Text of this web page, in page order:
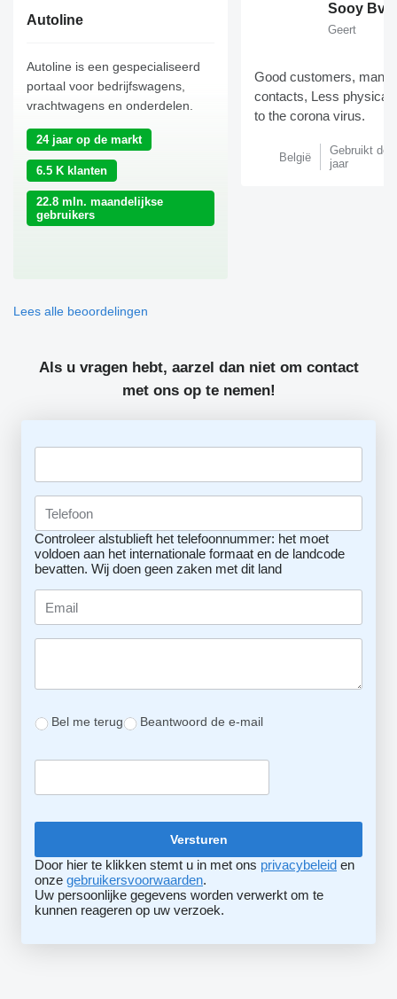
Lees alle beoordelingen
Autoline
Autoline is een gespecialiseerd
portaal voor bedrijfswagens,
vrachtwagens en onderdelen.
24 jaar op de markt
6.5 K klanten
22.8 mln. maandelijkse
gebruikers
Sooy
Geert
Good customers, many
contacts, Less physical
to the corona virus.
België
Gebruikt de
jaar
Als u vragen hebt, aarzel dan niet om contact
met ons op te nemen!
Controleer alstublieft het telefoonnummer: het moet
voldoen aan het internationale formaat en de landcode
bevatten. Wij doen geen zaken met dit land
Bel me terug Beantwoord de e-mail
Door hier te klikken stemt u in met ons privacybeleid en
onze gebruikersvoorwaarden.
Uw persoonlijke gegevens worden verwerkt om te
kunnen reageren op uw verzoek.